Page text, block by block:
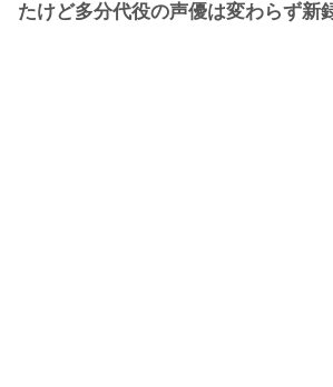
たけど多分代役の声優は変わらず新